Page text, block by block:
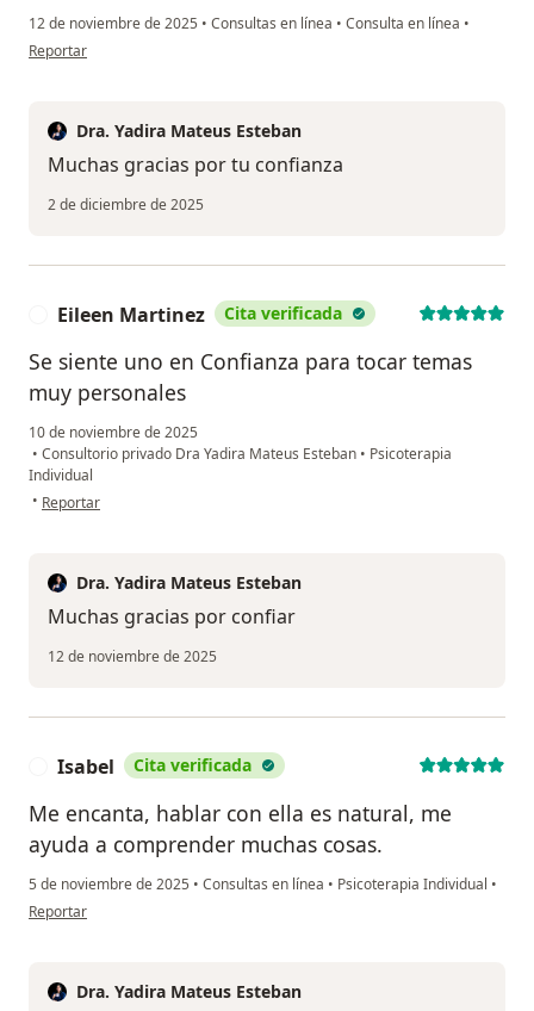
12 de noviembre de 2025 • Consultas en línea • Consulta en línea •
en opinión del usuario MT
Reportar
Dra. Yadira Mateus Esteban
Muchas gracias por tu confianza
2 de diciembre de 2025
Eileen Martinez Cita verificada
Se siente uno en Confianza para tocar temas
muy personales
10 de noviembre de 2025
• Consultorio privado Dra Yadira Mateus Esteban • Psicoterapia
Individual
• en opinión del usuario Eileen Martinez
Reportar
Dra. Yadira Mateus Esteban
Muchas gracias por confiar
12 de noviembre de 2025
Isabel Cita verificada
Me encanta, hablar con ella es natural, me
ayuda a comprender muchas cosas.
5 de noviembre de 2025 • Consultas en línea • Psicoterapia Individual •
en opinión del usuario Isabel
Reportar
Dra. Yadira Mateus Esteban